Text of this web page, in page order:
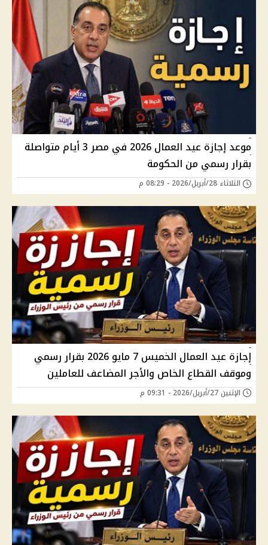
موعد إجازة عيد العمال 2026 في مصر 3 أيام متواصلة
بقرار رسمي من الحكومة
الثلاثاء 28/أبريل/2026 - 08:29 م
إجازة عيد العمال الخميس 7 مايو 2026 بقرار رسمي
وموقف القطاع الخاص والأجر المضاعف للعاملين
الإثنين 27/أبريل/2026 - 09:31 م